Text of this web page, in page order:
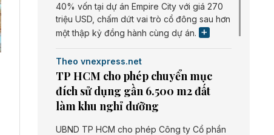
40% vốn tại dự án Empire City với giá 270
triệu USD, chấm dứt vai trò cổ đông sau hơn
một thập kỷ đồng hành cùng dự án.
Theo vnexpress.net
TP HCM cho phép chuyển mục
đích sử dụng gần 6.500 m2 đất
làm khu nghỉ dưỡng
UBND TP HCM cho phép Công ty Cổ phần